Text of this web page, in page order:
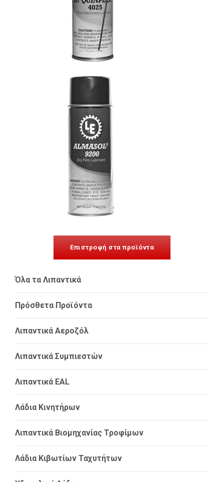
Επιστροφή στα προϊόντα
Όλα τα Λιπαντικά
Πρόσθετα Προϊόντα
Λιπαντικά Αεροζόλ
Λιπαντικά Συμπιεστών
Λιπαντικά EAL
Λάδια Κινητήρων
Λιπαντικά Βιομηχανίας Τροφίμων
Λάδια Κιβωτίων Ταχυτήτων